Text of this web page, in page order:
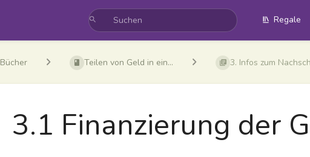
Regale
Bücher Teilen von Geld in ein... 3. Infos zum
3.1 Finanzierung der